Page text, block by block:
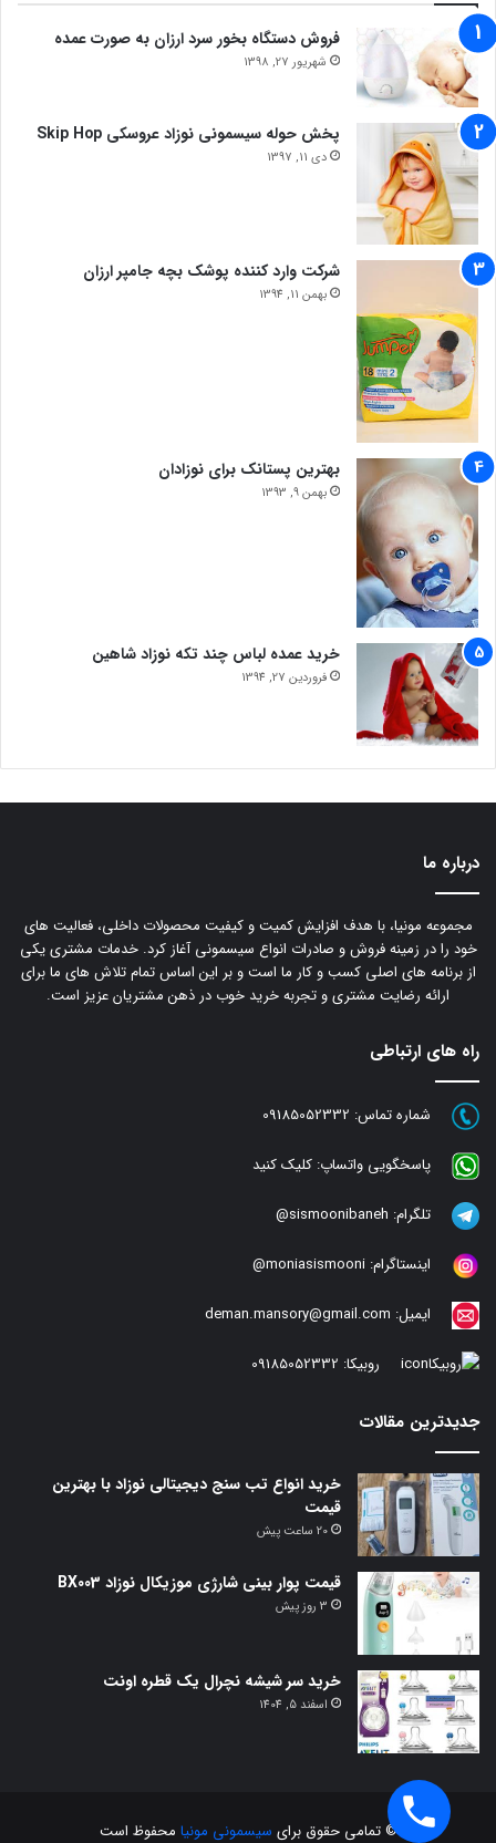
فروش دستگاه بخور سرد ارزان به صورت عمده
شهریور 27, 1398
پخش حوله سیسمونی نوزاد عروسکی Skip Hop
دی 11, 1397
شرکت وارد کننده پوشک بچه جامپر ارزان
بهمن 11, 1394
بهترین پستانک برای نوزادان
بهمن 9, 1393
خرید عمده لباس چند تکه نوزاد شاهین
فروردین 27, 1394
درباره ما
مجموعه مونیا، با هدف افزایش کمیت و کیفیت محصولات داخلی، فعالیت های
خود را در زمینه فروش و صادرات انواع سیسمونی آغاز کرد. خدمات مشتری یکی
از برنامه های اصلی کسب و کار ما است و بر این اساس تمام تلاش های ما برای
ارائه رضایت مشتری و تجربه خرید خوب در ذهن مشتریان عزیز است.
راه های ارتباطی
شماره تماس: 09185052332
پاسخگویی واتساپ: کلیک کنید
تلگرام: sismoonibaneh@
اینستاگرام: moniasismooni@
ایمیل: deman.mansory@gmail.com
روبیکا: 09185052332
جدیدترین مقالات
خرید انواع تب سنج دیجیتالی نوزاد با بهترین
قیمت
20 ساعت پیش
قیمت پوار بینی شارژی موزیکال نوزاد BX003
3 روز پیش
خرید سر شیشه نچرال یک قطره اونت
اسفند 5, 1404
© تمامی حقوق برای سیسمونی مونیا محفوظ است